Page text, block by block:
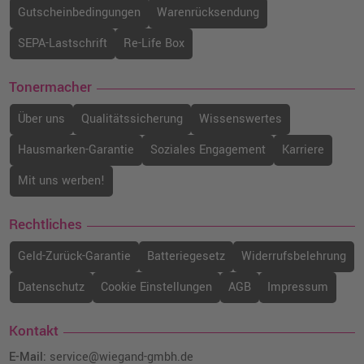
Gutscheinbedingungen
Warenrücksendung
SEPA-Lastschrift
Re-Life Box
Tonermacher
Über uns Qualitätssicherung
Wissenswertes
Hausmarken-Garantie
Soziales Engagement
Karriere
Mit uns werben!
Rechtliches
Geld-Zurück-Garantie Batteriegesetz
Widerrufsbelehrung
Datenschutz
Cookie Einstellungen AGB Impressum
Kontakt
E-Mail: service@wiegand-gmbh.de